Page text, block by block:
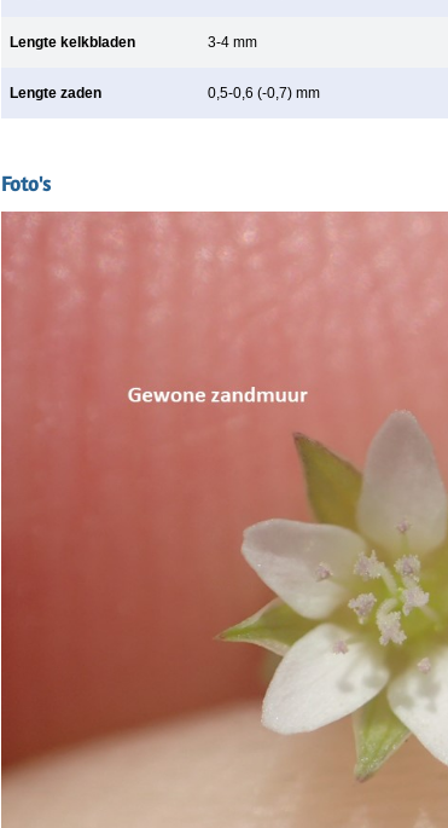
Lengte kelkbladen 3-4 mm
Lengte zaden 0,5-0,6 (-0,7) mm
Foto's